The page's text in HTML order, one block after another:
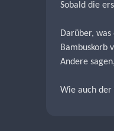
Sobald die
Darüber,
Bambuskorb
Andere
Wie auch der